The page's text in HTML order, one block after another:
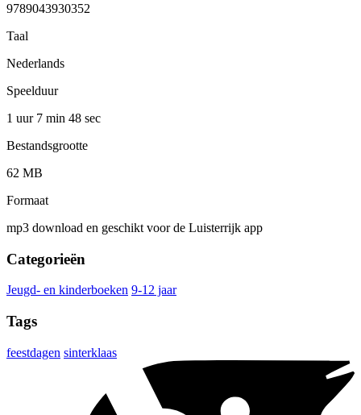
9789043930352
Taal
Nederlands
Speelduur
1 uur 7 min 48 sec
Bestandsgrootte
62 MB
Formaat
mp3 download en geschikt voor de Luisterrijk app
Categorieën
Jeugd- en kinderboeken 9-12 jaar
Tags
feestdagen sinterklaas